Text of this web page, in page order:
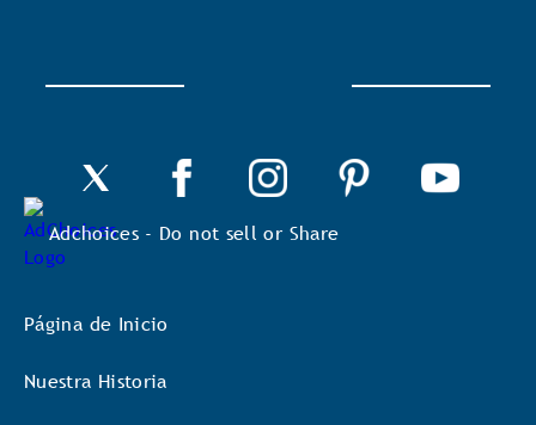
Adchoices - Do not sell or Share
Página de Inicio
Nuestra Historia